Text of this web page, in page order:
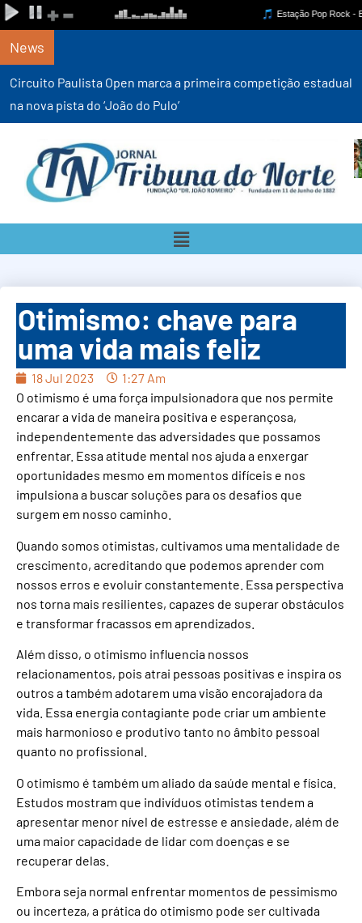
News
Circuito Paulista Open marca a primeira competição estadual
na nova pista do ‘João do Pulo’
Otimismo: chave para
uma vida mais feliz
18 Jul 2023
1:27 Am
O otimismo é uma força impulsionadora que nos permite
encarar a vida de maneira positiva e esperançosa,
independentemente das adversidades que possamos
enfrentar. Essa atitude mental nos ajuda a enxergar
oportunidades mesmo em momentos difíceis e nos
impulsiona a buscar soluções para os desafios que
surgem em nosso caminho.
Quando somos otimistas, cultivamos uma mentalidade de
crescimento, acreditando que podemos aprender com
nossos erros e evoluir constantemente. Essa perspectiva
nos torna mais resilientes, capazes de superar obstáculos
e transformar fracassos em aprendizados.
Além disso, o otimismo influencia nossos
relacionamentos, pois atrai pessoas positivas e inspira os
outros a também adotarem uma visão encorajadora da
vida. Essa energia contagiante pode criar um ambiente
mais harmonioso e produtivo tanto no âmbito pessoal
quanto no profissional.
O otimismo é também um aliado da saúde mental e física.
Estudos mostram que indivíduos otimistas tendem a
apresentar menor nível de estresse e ansiedade, além de
uma maior capacidade de lidar com doenças e se
recuperar delas.
Embora seja normal enfrentar momentos de pessimismo
ou incerteza, a prática do otimismo pode ser cultivada